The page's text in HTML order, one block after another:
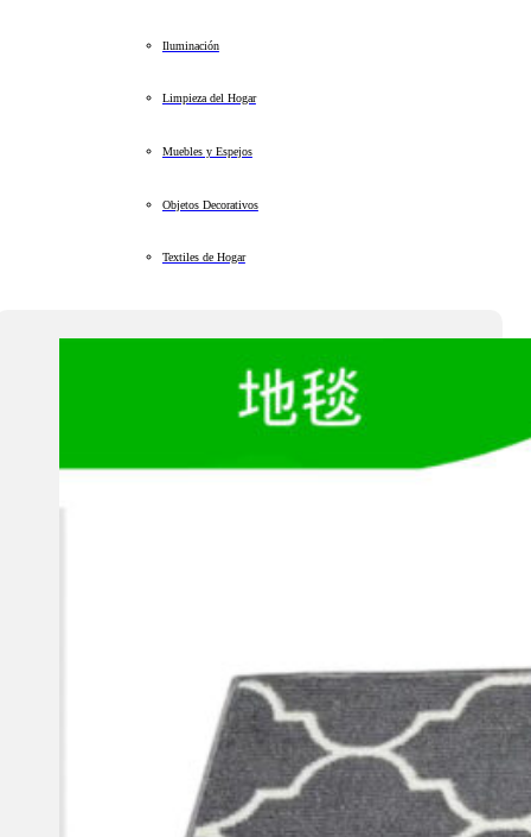
Iluminación
Limpieza del Hogar
Muebles y Espejos
Objetos Decorativos
Textiles de Hogar